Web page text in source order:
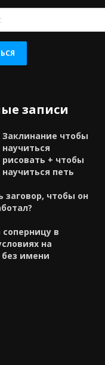
записи
Заклинание чтобы
научиться
рисовать + чтобы
научиться петь
заговор, чтобы он
соперницу в
на
без имени